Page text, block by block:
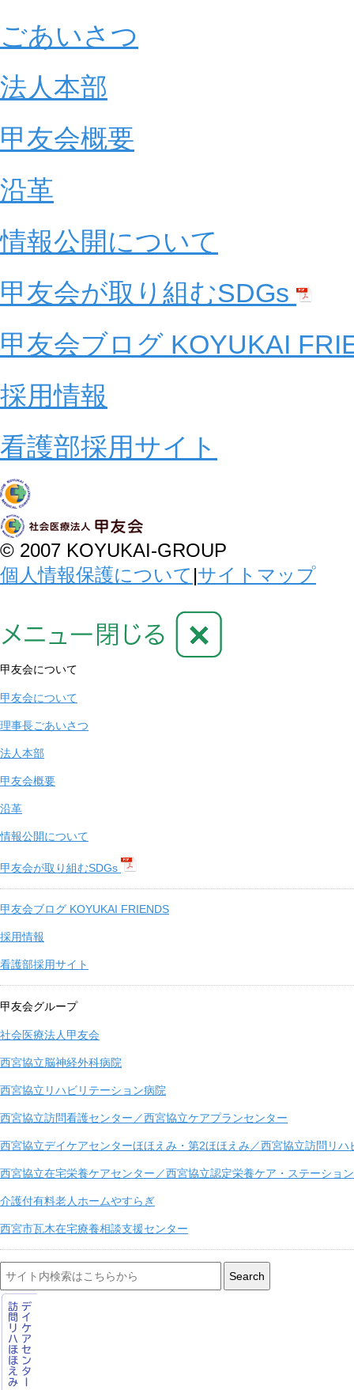
ごあいさつ
法人本部
甲友会概要
沿革
情報公開について
甲友会が取り組むSDGs
甲友会ブログ KOYUKAI
採用情報
看護部採用サイト
© 2007 KOYUKAI-GROUP
個人情報保護について |サイトマップ
甲友会について
甲友会について
理事長ごあいさつ
法人本部
甲友会概要
沿革
情報公開について
甲友会が取り組むSDGs
甲友会ブログ KOYUKAI FRIENDS
採用情報
看護部採用サイト
甲友会グループ
社会医療法人甲友会
西宮協立脳神経外科病院
西宮協立リハビリテーション病院
西宮協立訪問看護センター／西宮協立ケアプランセンター
西宮協立デイケアセンターほほえみ・第2ほほえみ／西宮協立訪問リハ
西宮協立在宅栄養ケアセンター／西宮協立認定栄養ケア・ステーション
介護付有料老人ホームやすらぎ
西宮市瓦木在宅療養相談支援センター